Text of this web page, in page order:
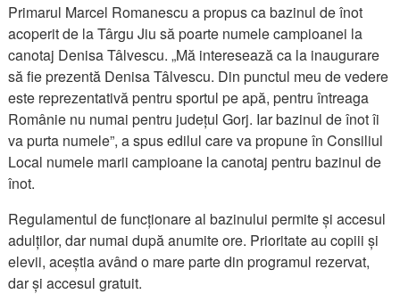
Primarul Marcel Romanescu a propus ca bazinul de înot
acoperit de la Târgu Jiu să poarte numele campioanei la
canotaj Denisa Tâlvescu. „Mă interesează ca la inaugurare
să fie prezentă Denisa Tâlvescu. Din punctul meu de vedere
este reprezentativă pentru sportul pe apă, pentru întreaga
Românie nu numai pentru județul Gorj. Iar bazinul de înot îi
va purta numele”, a spus edilul care va propune în Consiliul
Local numele marii campioane la canotaj pentru bazinul de
înot.
Regulamentul de funcționare al bazinului permite și accesul
adulților, dar numai după anumite ore. Prioritate au copiii și
elevii, aceștia având o mare parte din programul rezervat,
dar și accesul gratuit.